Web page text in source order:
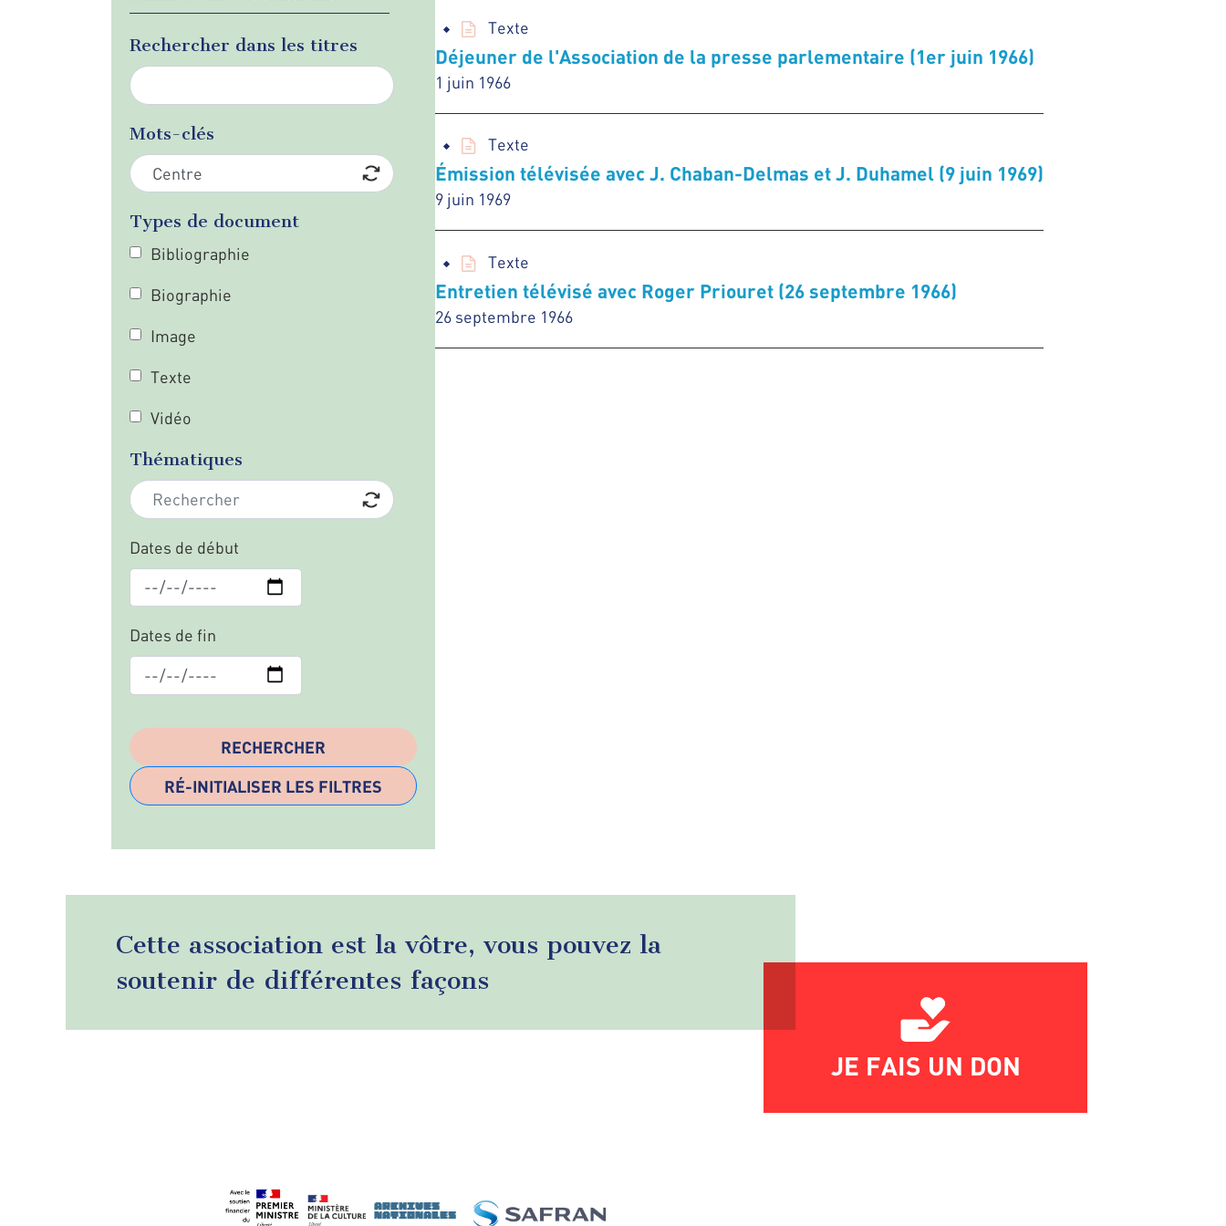
Rechercher dans les titres
Mots-clés
Types de document
Bibliographie
Biographie
Image
Texte
Vidéo
Thématiques
Dates de début
Dates de fin
Texte
Déjeuner de l'Association de la presse parlementaire (1er juin 1966)
1 juin 1966
Texte
Émission télévisée avec J. Chaban-Delmas et J. Duhamel (9 juin 1969)
9 juin 1969
Texte
Entretien télévisé avec Roger Priouret (26 septembre 1966)
26 septembre 1966
Cette association est la vôtre, vous pouvez la
soutenir de différentes façons
JE FAIS UN DON